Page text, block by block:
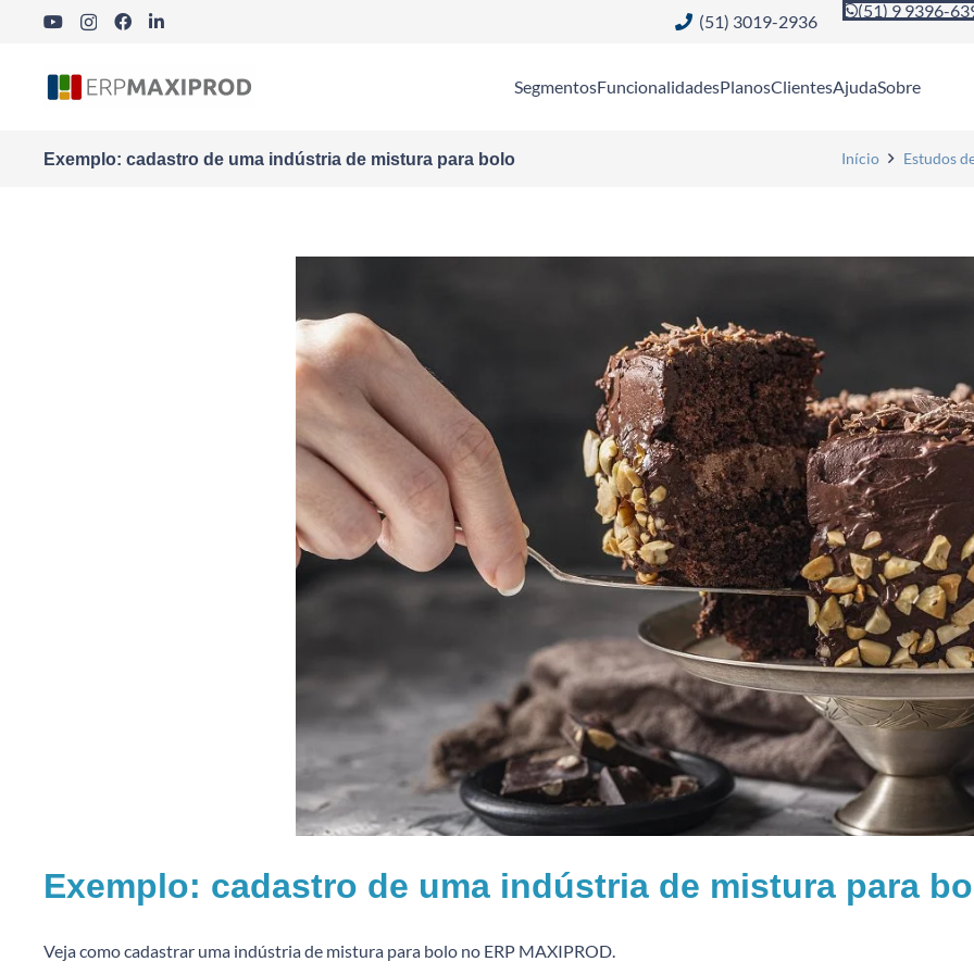
(51) 3019-2936
(51) 9 9396-
SegmentosFuncionalidadesPlanosClientesAjudaSobre
Exemplo: cadastro de uma indústria de mistura para bolo Início Estudos
Exemplo: cadastro de uma indústria de mistura para
Veja como cadastrar uma indústria de mistura para bolo no ERP MAXIPROD.